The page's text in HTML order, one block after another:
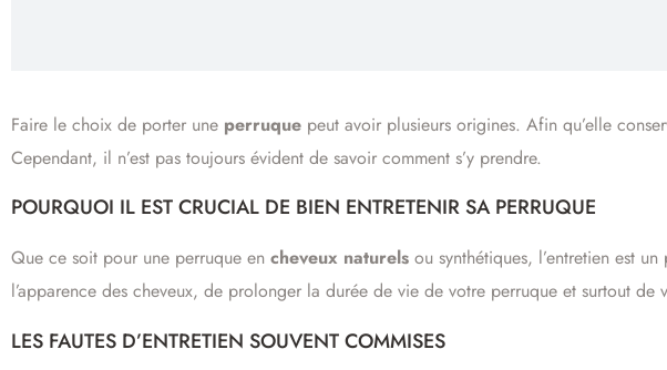
Faire le choix de porter une perruque peut avoir plusieurs origines. Afin qu’elle
Cependant, il n’est pas toujours évident de savoir comment s’y prendre.
POURQUOI IL EST CRUCIAL DE BIEN ENTRETENIR SA PERRUQUE
Que ce soit pour une perruque en cheveux naturels ou synthétiques, l’entretien est
l’apparence des cheveux, de prolonger la durée de vie de votre perruque et surtout de
LES FAUTES D’ENTRETIEN SOUVENT COMMISES